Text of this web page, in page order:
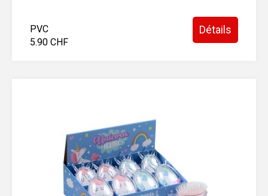
PVC
5.90 CHF
Détails